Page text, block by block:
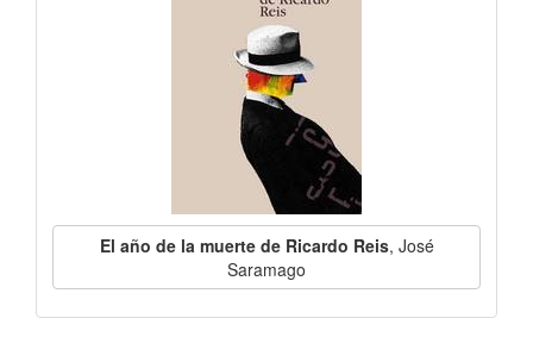
El año de la muerte de Ricardo Reis, José
Saramago